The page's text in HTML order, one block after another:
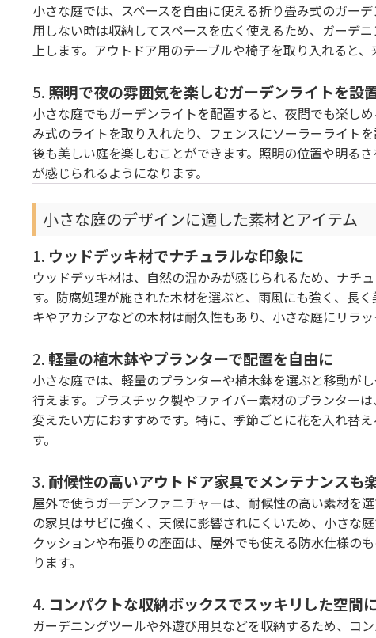
小さな庭では、スペースを自由に使える折り畳み式のガー
用しない時は収納してスペースを広く使えるため、ガーデ
上します。アウトドア用のテーブルや椅子を取り入れると
5. 照明で夜の雰囲気を楽しむガーデンライトを設
小さな庭でもガーデンライトを配置すると、夜間でも楽し
み式のライトを取り入れたり、フェンスにソーラーライト
後も美しい庭を楽しむことができます。照明の位置や明る
が感じられるようになります。
小さな庭のデザインに適した素材とアイテム
1. ウッドデッキ材でナチュラルな印象に
ウッドデッキ材は、自然の温かみが感じられるため、ナチ
す。防腐処理が施された木材を選ぶと、雨風にも強く、長
キやアカシアなどの木材は耐久性もあり、小さな庭にリラ
2.軽量の植木鉢やプランターで配置を自由に
小さな庭では、軽量のプランターや植木鉢を選ぶと移動が
行えます。プラスチック製やファイバー素材のプランター
変えたい方におすすめです。特に、季節ごとに花を入れ替
す。
3. 耐候性の高いアウトドア家具でメンテナンスも
屋外で使うガーデンファニチャーは、耐候性の高い素材を
の家具はサビに強く、天候に影響されにくいため、小さな
クッションや布張りの座面は、屋外でも使える防水仕様の
ります。
4. コンパクトな収納ボックスでスッキリした空間
ガーデニングツールや外遊び用具などを収納するため、コ